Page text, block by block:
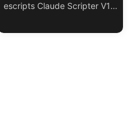
escripts Claude Scripter V1.